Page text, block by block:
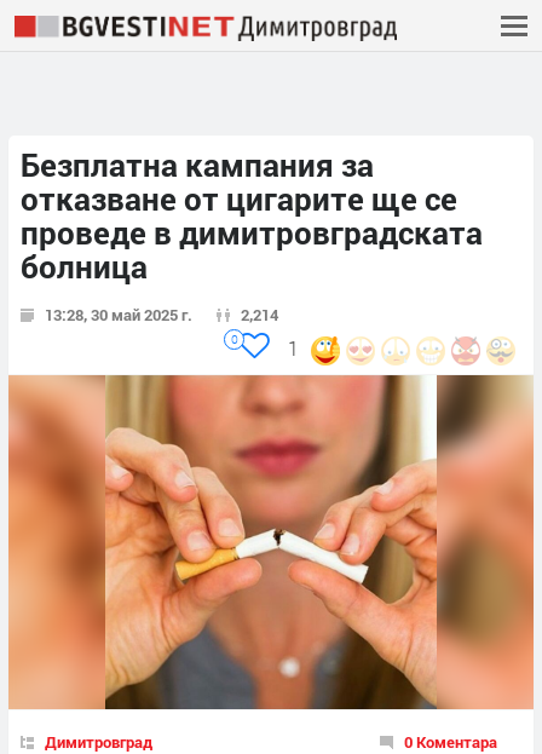
Безплатна кампания за
отказване от цигарите ще се
проведе в димитровградската
болница
13:28, 30 май 2025 г. 2,214
1
0
Димитровград 0 Коментара